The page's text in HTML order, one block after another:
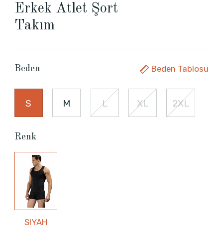
Erkek Atlet Şort
Takım
Beden Beden Tablosu
S M L XL 2XL
Renk
SIYAH